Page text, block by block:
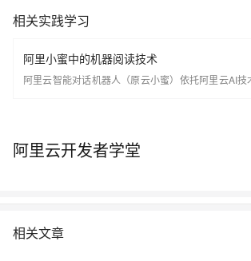
相关实践学习
阿里小蜜中的机器阅读技术
阿里云智能对话机器人（原云小蜜）依托阿里云AI
阿里云开发者学堂
相关文章